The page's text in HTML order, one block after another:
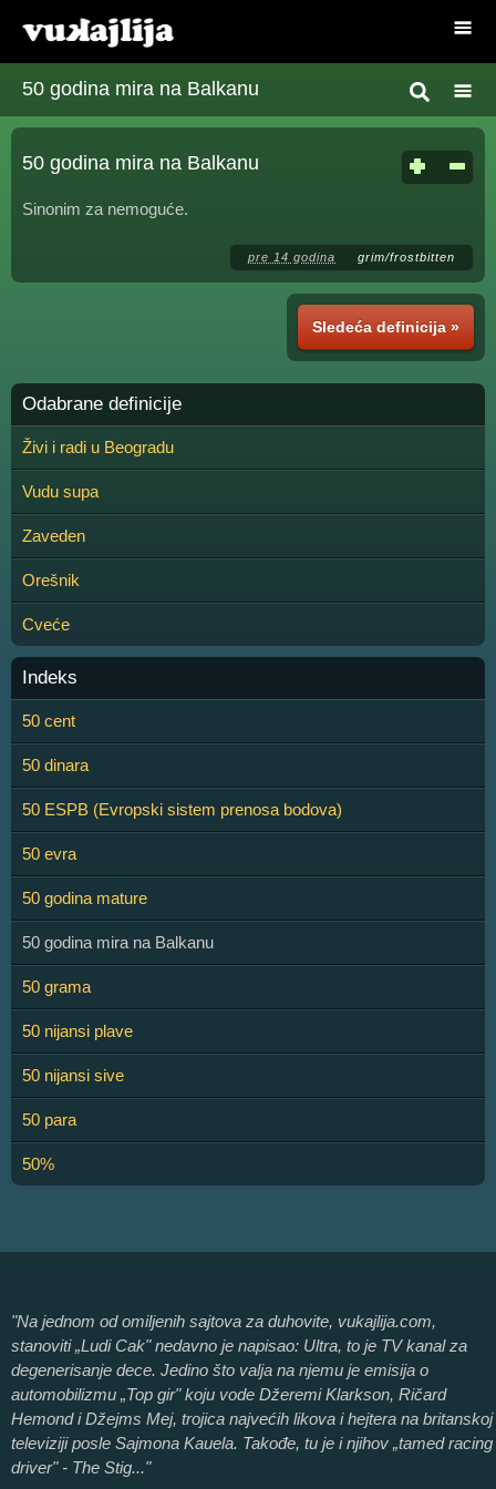
50 godina mira na Balkanu
50 godina mira na Balkanu
Sinonim za nemoguće.
pre 14 godina grim/frostbitten
Sledeća definicija »
Odabrane definicije
Živi i radi u Beogradu
Vudu supa
Zaveden
Orešnik
Cveće
Indeks
50 cent
50 dinara
50 ESPB (Evropski sistem prenosa bodova)
50 evra
50 godina mature
50 godina mira na Balkanu
50 grama
50 nijansi plave
50 nijansi sive
50 para
50%
"Na jednom od omiljenih sajtova za duhovite, vukajlija.com,
stanoviti „Ludi Cak" nedavno je napisao: Ultra, to je TV kanal za
degenerisanje dece. Jedino što valja na njemu je emisija o
automobilizmu „Top gir" koju vode Džeremi Klarkson, Ričard
Hemond i Džejms Mej, trojica najvećih likova i hejtera na britanskoj
televiziji posle Sajmona Kauela. Takođe, tu je i njihov „tamed racing
driver" - The Stig..."